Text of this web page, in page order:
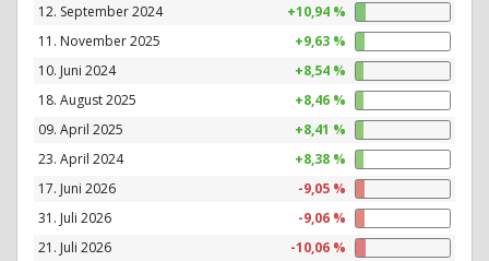
12. September 2024
+10,94 %
11. November 2025
+9,63 %
10. Juni 2024
+8,54 %
18. August 2025
+8,46 %
09. April 2025
+8,41 %
23. April 2024
+8,38 %
17. Juni 2026
-9,05 %
31. Juli 2026
-9,06 %
21. Juli 2026
-10,06 %